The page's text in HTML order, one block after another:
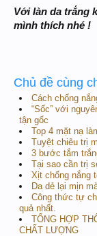
Với làn da trắng
mình thích nhé !
Chủ đề cùng
Cách chống
“Sốc” với
tận gốc
Top 4 mặt nạ
Tuyệt chiêu trị
3 bước tắm
Tại sao cần trị
Xịt chống nắng
Da dẻ lại mịn
Công thức tự
quả nhất.
TỔNG HỢP
CHẤT LƯỢNG